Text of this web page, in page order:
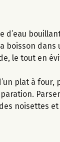
boisson
le tout en
plat à